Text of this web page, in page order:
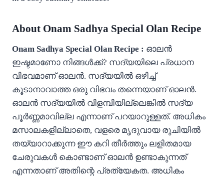
About Onam Sadhya Special Olan Recipe
Onam Sadhya Special Olan Recipe : ഓലൻ
ഇഷ്ടമാണോ നിങ്ങൾക്ക്? സദ്യയിലെ പ്രധാന
വിഭവമാണ് ഓലൻ. സദ്യയിൽ ഒഴിച്ച്
കൂടാനാവാത്ത ഒരു വിഭവം തന്നെയാണ് ഓലന്‍.
ഓലന്‍ സദ്യയിൽ വിളമ്പിയില്ലെങ്കിൽ സദ്യ
പൂര്‍ണ്ണമാവില്ല എന്നാണ് പറയാറുള്ളത്. അധികം
മസാലകളില്ലാതെ, വളരെ മൃദുവായ രുചിയിൽ
തയ്യാറാക്കുന്ന ഈ കറി തീർത്തും ലളിതമായ
ചേരുവകൾ കൊണ്ടാണ് ഓലൻ ഉണ്ടാകുന്നത്
എന്നതാണ് അതിന്റെ പ്രത്യേകത. അധികം